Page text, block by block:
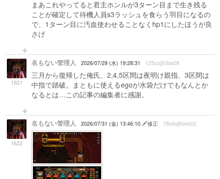
まあこれやってると君主ホンルが3ターン目まで生き残る
ことが確定して待機人員s3ラッシュを食らう羽目になるの
で、1ターン目に汚血使わせることなくhp1にしたほうが良
さげ
1621
名もない管理人 2026/07/29 (水) 19:28:31 125cc@2ba08
三月から復帰した俺氏、2,4,5区間は夜明け親指、3区間は
中指で踏破。まともに使えるegoが水袋だけでもなんとか
なるとは…この記事の編集者に感謝。
1622
名もない管理人 2026/07/31 (金) 13:46:10 修正 78efb@beb02